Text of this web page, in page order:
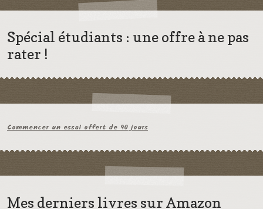
Spécial étudiants : une offre à ne pas
rater !
Commencer un essai offert de 90 jours
Mes derniers livres sur Amazon